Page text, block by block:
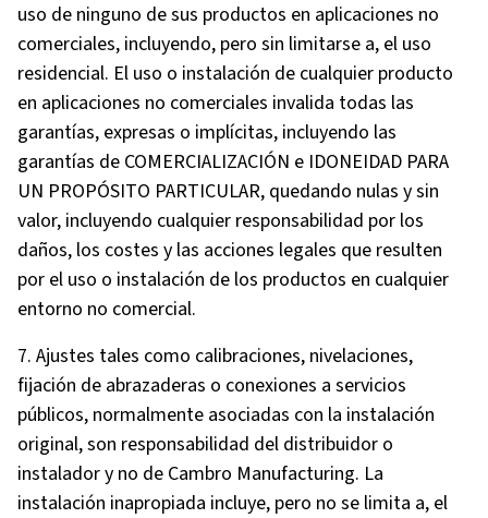
uso de ninguno de sus productos en aplicaciones no
comerciales, incluyendo, pero sin limitarse a, el uso
residencial. El uso o instalación de cualquier producto
en aplicaciones no comerciales invalida todas las
garantías, expresas o implícitas, incluyendo las
garantías de COMERCIALIZACIÓN e IDONEIDAD PARA
UN PROPÓSITO PARTICULAR, quedando nulas y sin
valor, incluyendo cualquier responsabilidad por los
daños, los costes y las acciones legales que resulten
por el uso o instalación de los productos en cualquier
entorno no comercial.
7. Ajustes tales como calibraciones, nivelaciones,
fijación de abrazaderas o conexiones a servicios
públicos, normalmente asociadas con la instalación
original, son responsabilidad del distribuidor o
instalador y no de Cambro Manufacturing. La
instalación inapropiada incluye, pero no se limita a, el